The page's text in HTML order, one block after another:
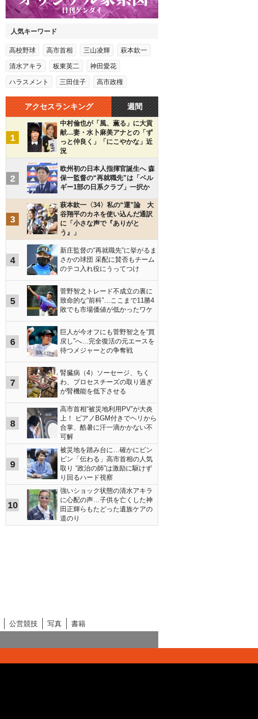
人気キーワード
高校野球 高市首相 三山凌輝 萩本欽一
清水アキラ 板東英二 神田愛花
ハラスメント 三田佳子 高市政権
アクセスランキング 週間
1
中村倫也が「風、薫る」に大貢
献…妻・水卜麻美アナとの「ず
っと仲良く」「にこやかな」近
況
2
欧州初の日本人指揮官誕生へ 森
保一監督の“再就職先”は「ベル
ギー1部の日系クラブ」一択か
3
萩本欽一〈34〉私の“運”論 大
谷翔平のカネを使い込んだ通訳
に「小さな声で『ありがと
う』」
4
新庄監督の“再就職先”に挙がるま
さかの球団 采配に賛否もチーム
のテコ入れ役にうってつけ
5
菅野智之トレード不成立の裏に
致命的な“前科”…ここまで11勝4
敗でも市場価値が低かったワケ
6
巨人が今オフにも菅野智之を“買
戻し”へ…完全復活の元エースを
待つメジャーとの争奪戦
7
腎臓病（4）ソーセージ、ちく
わ、プロセスチーズの取り過ぎ
が腎機能を低下させる
8
高市首相“被災地利用PV”が大炎
上！ ピアノBGM付きでヘリから
合掌、酷暑に汗一滴かかない不
可解
9
被災地を踏み台に…確かにビン
ビン「伝わる」高市首相の人気
取り “政治の師”は激励に駆けず
り回るハード視察
10
強いショック状態の清水アキラ
に心配の声…子供を亡くした神
田正輝らもたどった遺族ケアの
道のり
公営競技 写真
書籍